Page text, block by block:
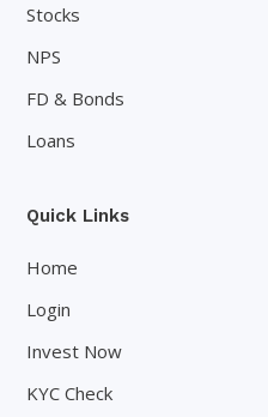
Stocks
NPS
FD & Bonds
Loans
Quick Links
Home
Login
Invest Now
KYC Check